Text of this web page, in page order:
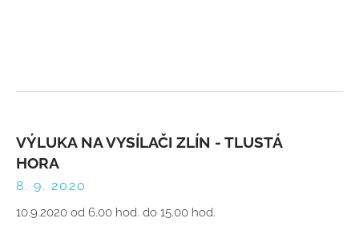
VÝLUKA NA VYSÍLAČI ZLÍN - TLUSTÁ
HORA
8. 9. 2020
10.9.2020 od 6.00 hod. do 15.00 hod.